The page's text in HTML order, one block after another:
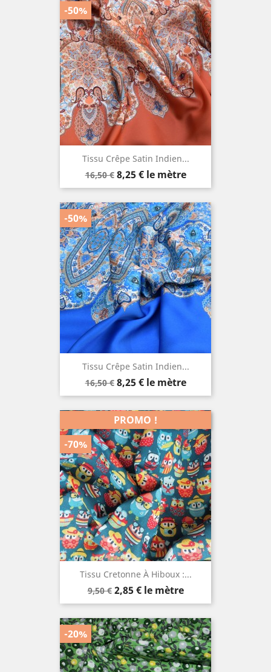
Tissu Crêpe Satin Indien...
Prix
de
16,50 € Prix
8,25 € le mètre
-50%
Tissu Crêpe Satin Indien...
Prix
de
16,50 € Prix
8,25 € le mètre
-50%
Tissu Cretonne À Hiboux :...
Prix
de
9,50 € Prix
2,85 € le mètre
PROMO !
-70%
-20%